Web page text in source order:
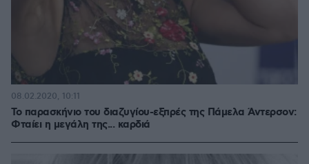
Το παρασκήνιο του διαζυγίου-εξπρές της Πάμελα Άντερσον:
Φταίει η μεγάλη της... καρδιά
08.02.2020, 10:11